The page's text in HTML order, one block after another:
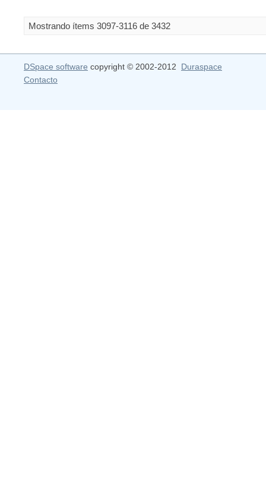
Mostrando ítems 3097-3116 de 3432
DSpace software copyright © 2002-2012 Duraspace
Contacto